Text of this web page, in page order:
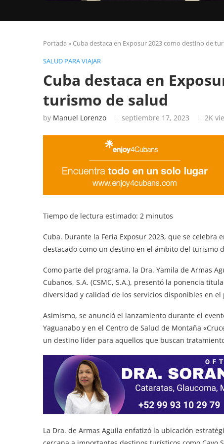
Portada » Cuba destaca en Exposur 2023 como destino de
SALUD PARA VIAJAR
Cuba destaca en
turismo de salud
by Manuel Lorenzo septiembre 17, 2023 2K
Tiempo de lectura estimado: 2 minutos
Cuba. Durante la Feria Exposur 2023, que se celebra
destacado como un destino en el ámbito del turismo
Como parte del programa, la Dra. Yamila de Armas
Cubanos, S.A. (CSMC, S.A.), presentó la ponencia
diversidad y calidad de los servicios disponibles en el
Asimismo, se anunció el lanzamiento durante el
Yaguanabo y en el Centro de Salud de Montaña
un destino líder para aquellos que buscan
La Dra. de Armas Aguila enfatizó la ubicación